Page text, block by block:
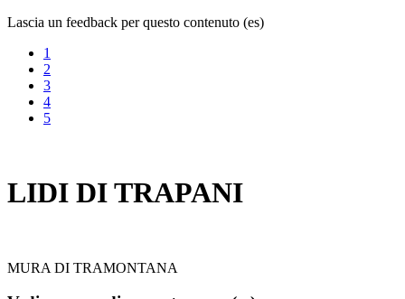
Lascia un feedback per questo contenuto (es)
1
2
3
4
5
LIDI DI TRAPANI
MURA DI TRAMONTANA